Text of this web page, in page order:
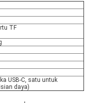
TF
USB-C, satu untuk
daya)